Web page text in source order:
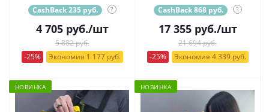
CashBack 235 руб. ?
4 705руб./шт
5 882 руб.
-25%
Экономия 1 177 руб.
CashBack 868 руб. ?
17 355руб./шт
21 694 руб.
-25%
Экономия 4 339 руб.
НОВИНКА НОВИНКА